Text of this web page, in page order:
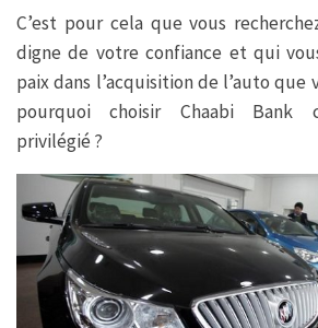
C’est pour cela que vous
digne de votre confiance et qui
paix dans l’acquisition de l’auto que
pourquoi choisir Chaabi Bank
privilégié ?